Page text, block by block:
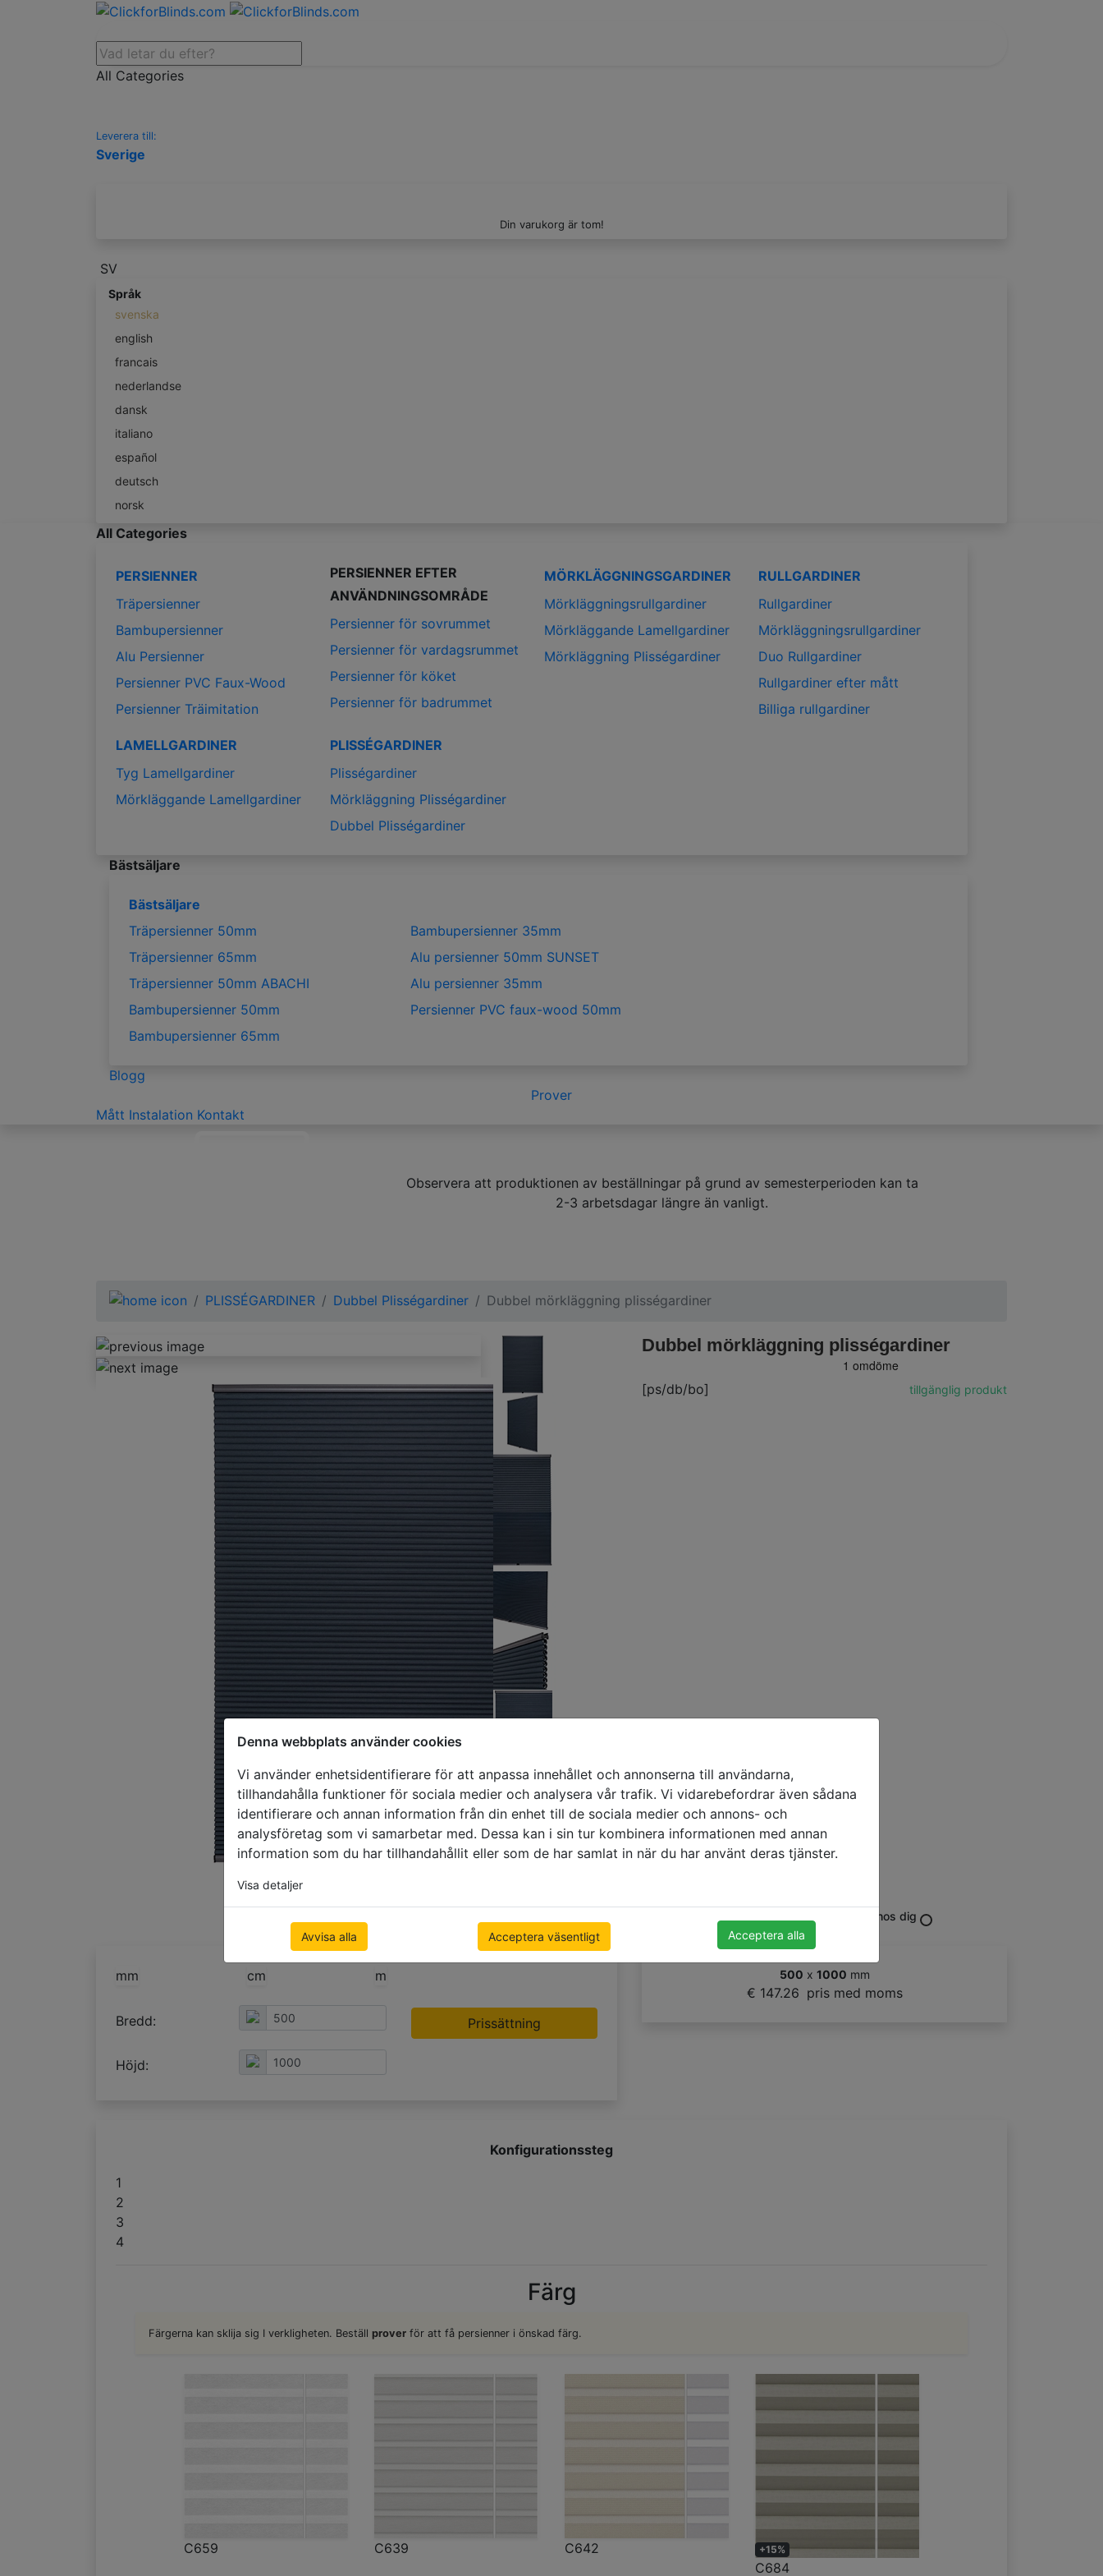
Denna webbplats använder cookies
Vi använder enhetsidentifierare för att anpassa innehållet och annonserna till användarna,
tillhandahålla funktioner för sociala medier och analysera vår trafik. Vi vidarebefordrar även sådana
identifierare och annan information från din enhet till de sociala medier och annons- och
analysföretag som vi samarbetar med. Dessa kan i sin tur kombinera informationen med annan
information som du har tillhandahållit eller som de har samlat in när du har använt deras tjänster.
Visa detaljer
Avvisa alla Acceptera väsentligt Acceptera alla
All Categories
Leverera till:
Sverige
Din varukorg är tom!
SV
Språk
svenska
english
francais
nederlandse
dansk
italiano
español
deutsch
norsk
All Categories
PERSIENNER
Träpersienner
Bambupersienner
Alu Persienner
Persienner PVC Faux-Wood
Persienner Träimitation
PERSIENNER EFTER
ANVÄNDNINGSOMRÅDE
Persienner för sovrummet
Persienner för vardagsrummet
Persienner för köket
Persienner för badrummet
MÖRKLÄGGNINGSGARDINER
Mörkläggningsrullgardiner
Mörkläggande Lamellgardiner
Mörkläggning Plisségardiner
RULLGARDINER
Rullgardiner
Mörkläggningsrullgardiner
Duo Rullgardiner
Rullgardiner efter mått
Billiga rullgardiner
LAMELLGARDINER
Tyg Lamellgardiner
Mörkläggande Lamellgardiner
PLISSÉGARDINER
Plisségardiner
Mörkläggning Plisségardiner
Dubbel Plisségardiner
Bästsäljare
Bästsäljare
Träpersienner 50mm
Träpersienner 65mm
Träpersienner 50mm ABACHI
Bambupersienner 50mm
Bambupersienner 65mm
Bambupersienner 35mm
Alu persienner 50mm SUNSET
Alu persienner 35mm
Persienner PVC faux-wood 50mm
Blogg
Prover
Mått Instalation Kontakt
Observera att produktionen av beställningar på grund av semesterperioden kan ta
2-3 arbetsdagar längre än vanligt.
PLISSÉGARDINER Dubbel Plisségardiner Dubbel mörkläggning plisségardiner
Dubbel mörkläggning plisségardiner
[ps/db/bo] tillgänglig produkt
hos dig
mm cm m
Bredd:
Höjd:
Prissättning
500 x 1000 mm
€ 147.26 pris med moms
Konfigurationssteg
1
2
3
4
Färg
Färgerna kan sklija sig I verkligheten. Beställ prover för att få persienner i önskad färg.
C659 C639 C642 +15%
C684